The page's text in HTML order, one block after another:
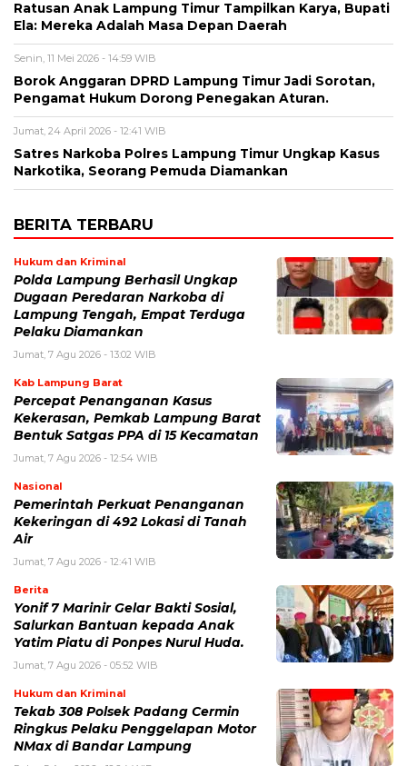
Ratusan Anak Lampung Timur Tampilkan Karya, Bupati
Ela: Mereka Adalah Masa Depan Daerah
Senin, 11 Mei 2026 - 14:59 WIB
Borok Anggaran DPRD Lampung Timur Jadi Sorotan,
Pengamat Hukum Dorong Penegakan Aturan.
Jumat, 24 April 2026 - 12:41 WIB
Satres Narkoba Polres Lampung Timur Ungkap Kasus
Narkotika, Seorang Pemuda Diamankan
BERITA TERBARU
Hukum dan Kriminal
Polda Lampung Berhasil Ungkap
Dugaan Peredaran Narkoba di
Lampung Tengah, Empat Terduga
Pelaku Diamankan
Jumat, 7 Agu 2026 - 13:02 WIB
Kab Lampung Barat
Percepat Penanganan Kasus
Kekerasan, Pemkab Lampung Barat
Bentuk Satgas PPA di 15 Kecamatan
Jumat, 7 Agu 2026 - 12:54 WIB
Nasional
Pemerintah Perkuat Penanganan
Kekeringan di 492 Lokasi di Tanah
Air
Jumat, 7 Agu 2026 - 12:41 WIB
Berita
Yonif 7 Marinir Gelar Bakti Sosial,
Salurkan Bantuan kepada Anak
Yatim Piatu di Ponpes Nurul Huda.
Jumat, 7 Agu 2026 - 05:52 WIB
Hukum dan Kriminal
Tekab 308 Polsek Padang Cermin
Ringkus Pelaku Penggelapan Motor
NMax di Bandar Lampung